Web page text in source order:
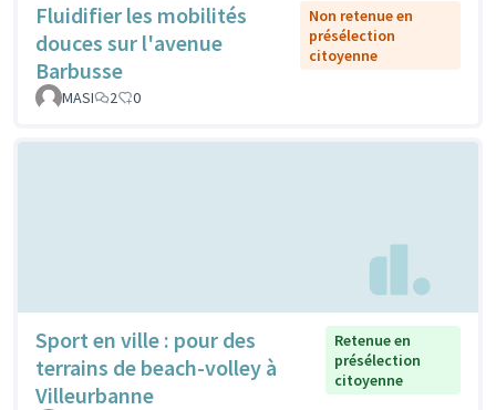
Fluidifier les mobilités
douces sur l'avenue
Barbusse
Non retenue en
présélection
citoyenne
MASI 2 0
Sport en ville : pour des
terrains de beach-volley à
Villeurbanne
Retenue en
présélection
citoyenne